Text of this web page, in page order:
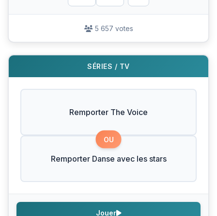
5 657 votes
SÉRIES / TV
Remporter The Voice
OU
Remporter Danse avec les stars
Jouer